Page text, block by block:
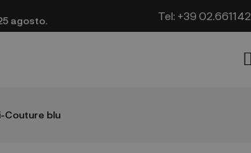
agosto.
Tel: +39
Couture blu